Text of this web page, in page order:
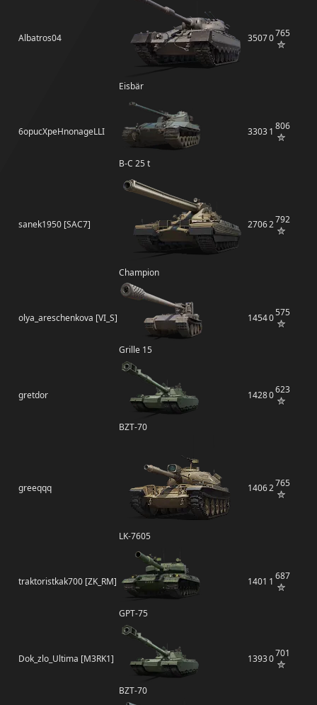
Albatros04
Eisbär
35070765
6opucXpeHnonageLLI
B-C 25 t
33031 806
sanek1950 [SAC7]
Champion
27062792
olya_areschenkova [VI_S]
Grille 15
14540575
gretdor
BZT-70
14280623
greeqqq
LK-7605
14062765
traktoristkak700 [ZK_RM]
GPT-75
1401 1 687
Dok_zlo_Ultima [M3RK1]
BZT-70
13930701